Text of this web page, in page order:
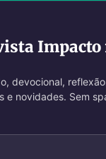
Impacto
devocional,
e novidades. Sem